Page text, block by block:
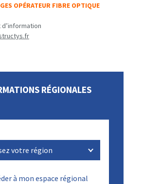
OPÉRATEUR FIBRE OPTIQUE
RÉGIONALES
à mon espace régional